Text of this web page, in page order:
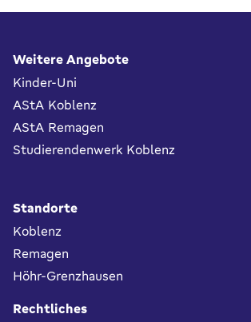
Fußbereich
Weitere Angebote
Kinder-Uni
AStA Koblenz
AStA Remagen
Studierendenwerk Koblenz
Standorte
Koblenz
Remagen
Höhr-Grenzhausen
Rechtliches